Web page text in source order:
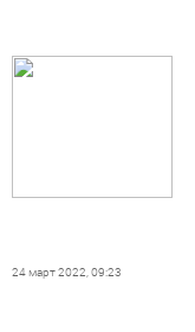
24 март 2022, 09:23